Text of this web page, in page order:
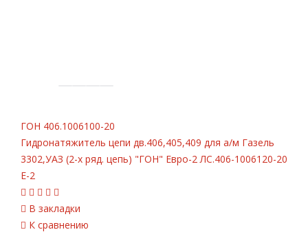
ГОН 406.1006100-20
Гидронатяжитель цепи дв.406,405,409 для а/м Газель
3302,УАЗ (2-х ряд. цепь) "ГОН" Евро-2 ЛС.406-1006120-20
Е-2
В закладки
К сравнению